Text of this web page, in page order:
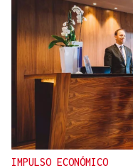
IMPULSO ECONÓMICO